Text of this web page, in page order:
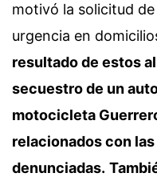
motivó la solicitud
urgencia en
resultado de estos
secuestro de un
motocicleta
relacionados con
denunciadas.